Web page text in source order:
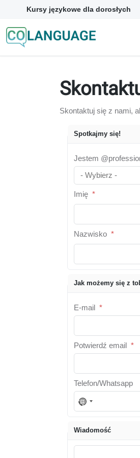
Kursy językowe dla dorosłych
Skontaktuj się z nami,
Spotkajmy się!
Jestem
Imię *
Nazwisko *
Jak możemy się z
E-mail *
Potwierdź email *
Telefon/Whatsapp
N
o
u
Wiadomość